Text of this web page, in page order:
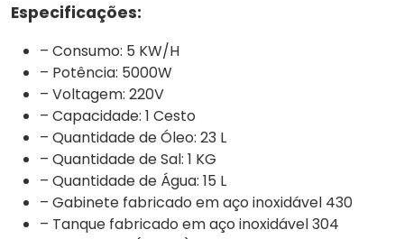
Especificações:
– Consumo: 5 KW/H
– Potência: 5000W
– Voltagem: 220V
– Capacidade: 1 Cesto
– Quantidade de Óleo: 23 L
– Quantidade de Sal: 1 KG
– Quantidade de Água: 15 L
– Gabinete fabricado em aço inoxidável 430
– Tanque fabricado em aço inoxidável 304